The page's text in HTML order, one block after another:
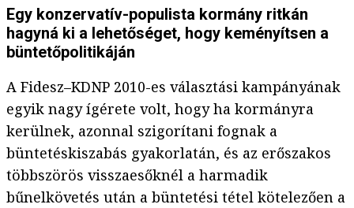
Egy konzervatív-populista kormány ritkán
hagyná ki a lehetőséget, hogy keményítsen a
büntetőpolitikáján
A Fidesz–KDNP 2010-es választási kampányának
egyik nagy ígérete volt, hogy ha kormányra
kerülnek, azonnal szigorítani fognak a
büntetéskiszabás gyakorlatán, és az erőszakos
többszörös visszaesőknél a harmadik
bűnelkövetés után a büntetési tétel kötelezően a